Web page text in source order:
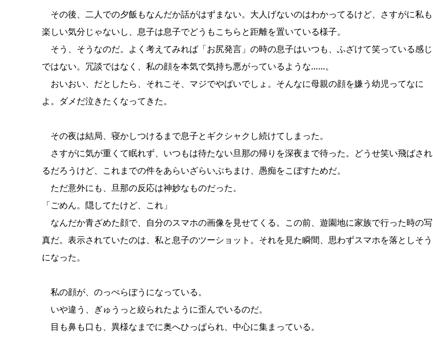
その後、二人での夕飯もなんだか話がはずまない。大人げないのはわかってるけど、さすがに私も
楽しい気分じゃないし、息子は息子でどうもこちらと距離を置いている様子。
そう、そうなのだ。よく考えてみれば「お尻発言」の時の息子はいつも、ふざけて笑っている感じ
ではない。冗談ではなく、私の顔を本気で気持ち悪がっているような……。
おいおい、だとしたら、それこそ、マジでやばいでしょ。そんなに母親の顔を嫌う幼児ってなに
よ。ダメだ泣きたくなってきた。
その夜は結局、寝かしつけるまで息子とギクシャクし続けてしまった。
さすがに気が重くて眠れず、いつもは待たない旦那の帰りを深夜まで待った。どうせ笑い飛ばされ
るだろうけど、これまでの件をあらいざらいぶちまけ、愚痴をこぼすためだ。
ただ意外にも、旦那の反応は神妙なものだった。
「ごめん。隠してたけど、これ」
なんだか青ざめた顔で、自分のスマホの画像を見せてくる。この前、遊園地に家族で行った時の写
真だ。表示されていたのは、私と息子のツーショット。それを見た瞬間、思わずスマホを落としそう
になった。
私の顔が、のっぺらぼうになっている。
いや違う、ぎゅうっと絞られたように歪んでいるのだ。
目も鼻も口も、異様なまでに奥へひっぱられ、中心に集まっている。